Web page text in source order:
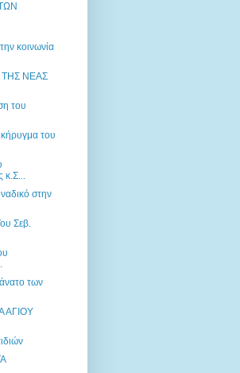
κοινωνία
ΤΗΣ ΝΕΑΣ
του
κήρυγμα του
κ.Σ...
στην
Σεβ.
των
ΑΓΙΟΥ